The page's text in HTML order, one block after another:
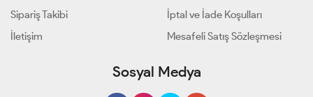
Sipariş Takibi
İletişim
İptal ve İade Koşulları
Mesafeli Satış Sözleşmesi
Sosyal Medya